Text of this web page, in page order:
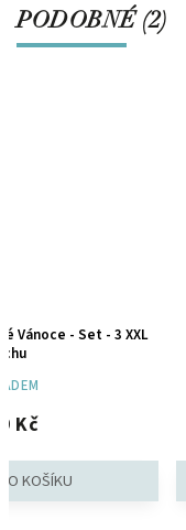
PODOBNÉ (2)
Vánoce - Set - 3 XXL
Kč